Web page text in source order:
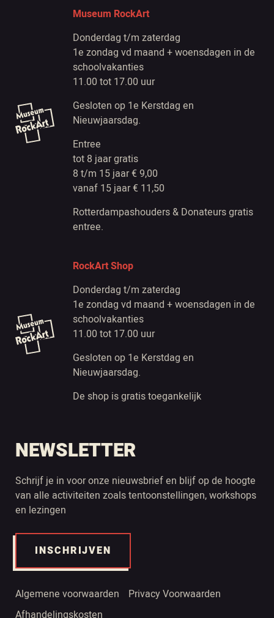
Museum RockArt
Donderdag t/m zaterdag
1e zondag vd maand + woensdagen in de
schoolvakanties
11.00 tot 17.00 uur
Gesloten op 1e Kerstdag en
Nieuwjaarsdag.
Entree
tot 8 jaar gratis
8 t/m 15 jaar € 9,00
vanaf 15 jaar € 11,50
Rotterdampashouders & Donateurs gratis
entree.
RockArt Shop
Donderdag t/m zaterdag
1e zondag vd maand + woensdagen in de
schoolvakanties
11.00 tot 17.00 uur
Gesloten op 1e Kerstdag en
Nieuwjaarsdag.
De shop is gratis toegankelijk
NEWSLETTER
Schrijf je in voor onze nieuwsbrief en blijf op de hoogte
van alle activiteiten zoals tentoonstellingen, workshops
en lezingen
INSCHRIJVEN
Algemene voorwaarden
Privacy Voorwaarden